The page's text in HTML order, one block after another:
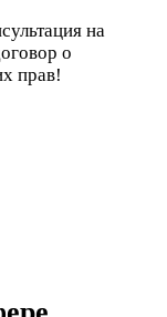
на
о
прав!